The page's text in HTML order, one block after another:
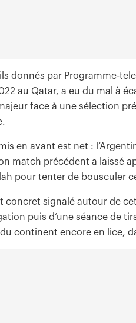
donnés par Programme-
au Qatar, a eu du mal à
face à une sélection
en avant est net :
match précédent a laissé
pour tenter de bousculer
concret signalé autour de
puis d’une séance de
continent encore en lice,